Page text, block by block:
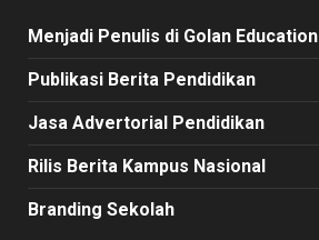
Menjadi Penulis di Golan Education
Publikasi Berita Pendidikan
Jasa Advertorial Pendidikan
Rilis Berita Kampus Nasional
Branding Sekolah